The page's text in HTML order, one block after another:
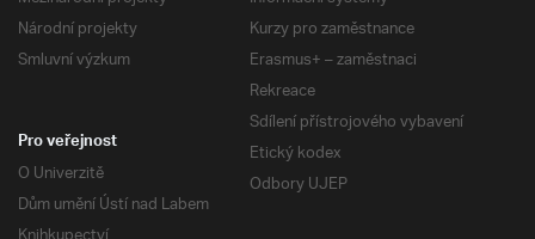
Národní projekty
Smluvní výzkum
Kurzy pro zaměstnance
Erasmus+ – zaměstnaci
Rekreace
Sdílení přístrojového vybavení
Etický kodex
Odbory UJEP
Pro veřejnost
O Univerzitě
Dům umění Ústí nad Labem